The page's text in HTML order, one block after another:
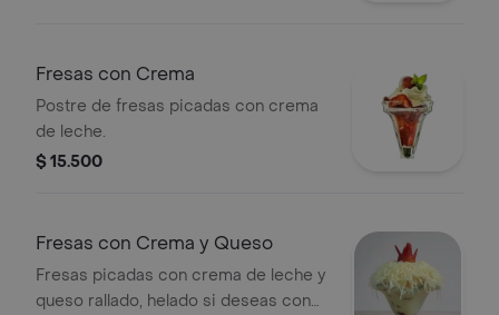
Fresas con Crema
Postre de fresas picadas con crema
de leche.
$ 15.500
Fresas con Crema y Queso
Fresas picadas con crema de leche y
queso rallado, helado si deseas con